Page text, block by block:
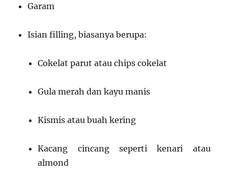
Garam
Isian filling, biasanya berupa:
Cokelat parut atau chips cokelat
Gula merah dan kayu manis
Kismis atau buah kering
Kacang cincang seperti kenari atau
almond